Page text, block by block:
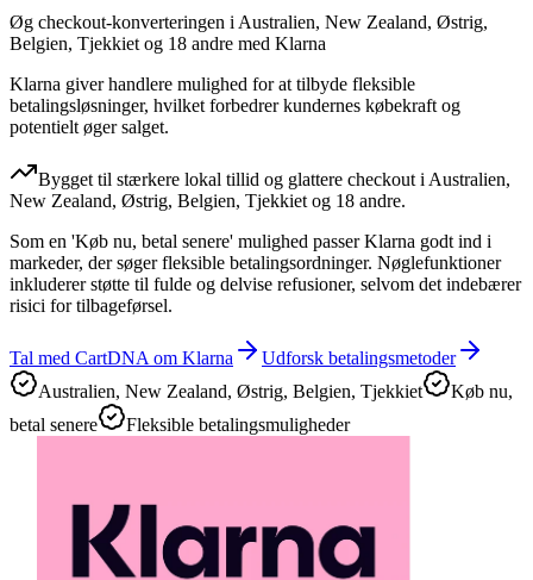
Øg checkout-konverteringen i Australien, New Zealand, Østrig,
Belgien, Tjekkiet og 18 andre med Klarna
Klarna giver handlere mulighed for at tilbyde fleksible
betalingsløsninger, hvilket forbedrer kundernes købekraft og
potentielt øger salget.
Bygget til stærkere lokal tillid og glattere checkout i Australien,
New Zealand, Østrig, Belgien, Tjekkiet og 18 andre.
Som en 'Køb nu, betal senere' mulighed passer Klarna godt ind i
markeder, der søger fleksible betalingsordninger. Nøglefunktioner
inkluderer støtte til fulde og delvise refusioner, selvom det indebærer
risici for tilbageførsel.
Tal med CartDNA om Klarna
Udforsk betalingsmetoder
Australien, New Zealand, Østrig, Belgien, Tjekkiet
Køb nu,
betal senere
Fleksible betalingsmuligheder